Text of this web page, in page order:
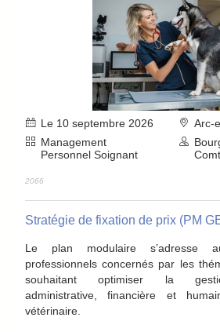
Le 10 septembre 2026
Arc-
Management
Personnel Soignant
2066
Stratégie de fixation de prix (PM
Le plan modulaire s’adresse
professionnels concernés par les
souhaitant optimiser la
administrative, financière et
vétérinaire.